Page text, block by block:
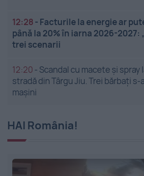
12:28 - Facturile la energie ar
până la 20% în iarna 2026-2027:
trei scenarii
12:20 - Scandal cu macete și spray
stradă din Târgu Jiu. Trei bărbați
mașini
HAI România!